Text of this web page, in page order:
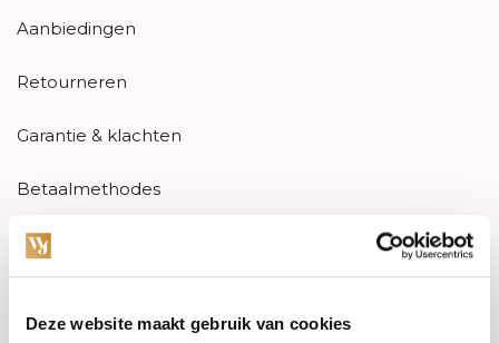
Deze website maakt gebruik van cookies
Aanbiedingen
Retourneren
Garantie & klachten
Betaalmethodes
Sitemap
Categories